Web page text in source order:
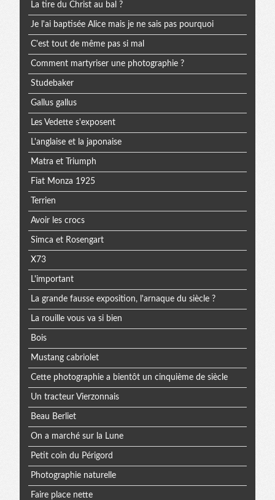
La tire du Christ au bal ?
Je l'ai baptisée Alice mais je ne sais pas pourquoi
C'est tout de même pas si mal
Comment martyriser une photographie ?
Studebaker
Gallus gallus
Les Vedette s'exposent
L'anglaise et la japonaise
Matra et Triumph
Fiat Monza 1925
Terrien
Avoir les crocs
Simca et Rosengart
X73
L'important
La grande fausse exposition, l'arnaque du siècle ?
La rouille vous va si bien
Bois
Mustang cabriolet
Cette photographie a bientôt un cinquième de siècle
Un tracteur Vierzonnais
Beau Berliet
On a marché sur la Lune
Petit coin du Périgord
Photographie naturelle
Faire place nette